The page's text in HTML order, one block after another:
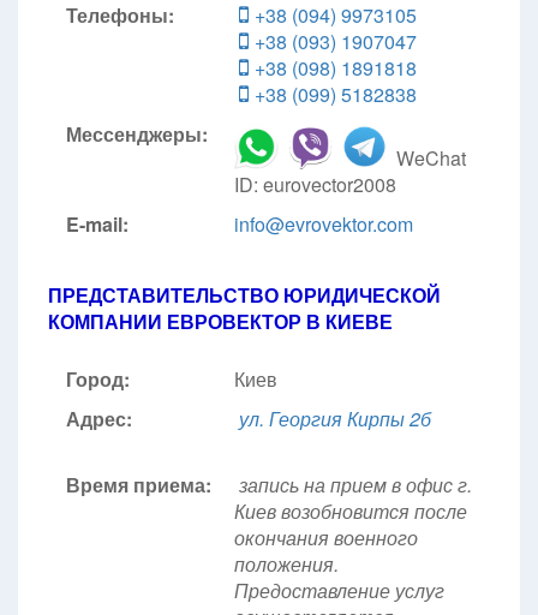
Телефоны:
+38 (094) 9973105
+38 (093) 1907047
+38 (098) 1891818
+38 (099) 5182838
Мессенджеры:
WeChat
ID: eurovector2008
E-mail:
info@evrovektor.com
ПРЕДСТАВИТЕЛЬСТВО ЮРИДИЧЕСКОЙ
КОМПАНИИ ЕВРОВЕКТОР В КИЕВЕ
Город:
Киев
Адрес:
ул. Георгия Кирпы 2б
Время приема:
запись на прием в офис г.
Киев возобновится после
окончания военного
положения.
Предоставление услуг